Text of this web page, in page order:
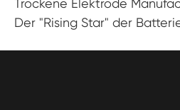
Trockene Elektrode
Der "Rising Star" der